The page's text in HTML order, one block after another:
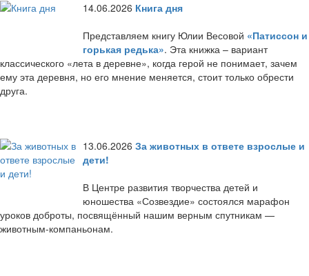
14.06.2026 Книга дня
Представляем книгу Юлии Весовой «Патиссон и
горькая редька». Эта книжка – вариант
классического «лета в деревне», когда герой не понимает, зачем
ему эта деревня, но его мнение меняется, стоит только обрести
друга.
13.06.2026 За животных в ответе взрослые и
дети!
В Центре развития творчества детей и
юношества «Созвездие» состоялся марафон
уроков доброты, посвящённый нашим верным спутникам —
животным-компаньонам.